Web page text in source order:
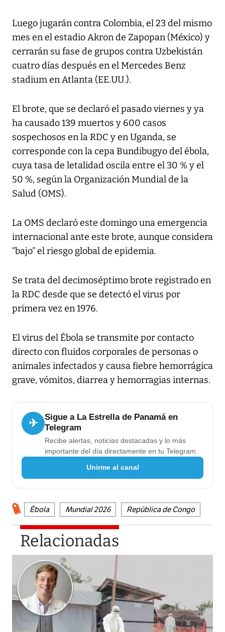
Luego jugarán contra Colombia, el 23 del mismo
mes en el estadio Akron de Zapopan (México) y
cerrarán su fase de grupos contra Uzbekistán
cuatro días después en el Mercedes Benz
stadium en Atlanta (EE.UU.).
El brote, que se declaró el pasado viernes y ya
ha causado 139 muertos y 600 casos
sospechosos en la RDC y en Uganda, se
corresponde con la cepa Bundibugyo del ébola,
cuya tasa de letalidad oscila entre el 30 % y el
50 %, según la Organización Mundial de la
Salud (OMS).
La OMS declaró este domingo una emergencia
internacional ante este brote, aunque considera
“bajo” el riesgo global de epidemia.
Se trata del decimoséptimo brote registrado en
la RDC desde que se detectó el virus por
primera vez en 1976.
El virus del Ébola se transmite por contacto
directo con fluidos corporales de personas o
animales infectados y causa fiebre hemorrágica
grave, vómitos, diarrea y hemorragias internas.
✈
Sigue a La Estrella de Panamá en
Telegram
Recibe alertas, noticias destacadas y lo más
importante del día directamente en tu Telegram.
Unirme al canal
Ébola Mundial 2026 República de Congo
Relacionadas